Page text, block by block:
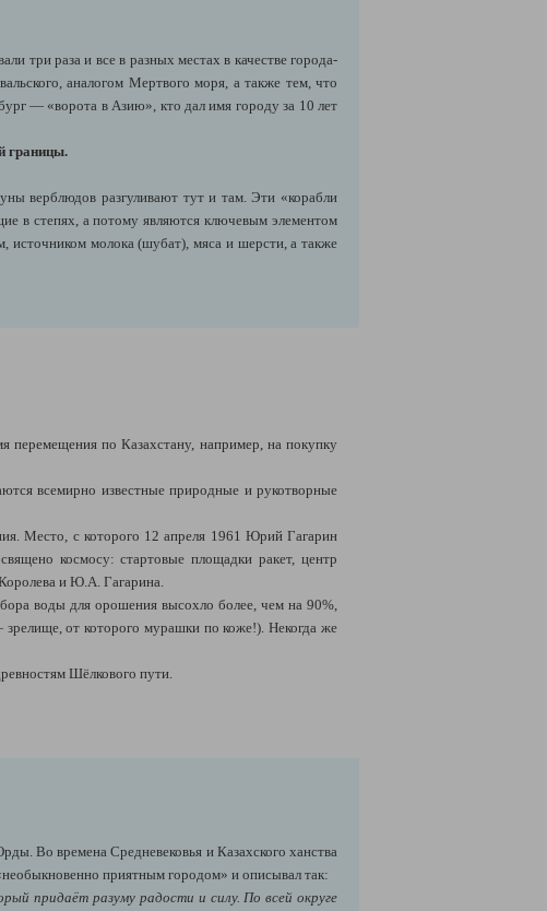
три раза и все в разных местах в качестве города-
аналогом Мертвого моря, а также тем, что
— «ворота в Азию», кто дал имя городу за 10 лет
границы.
верблюдов разгуливают тут и там. Эти «корабли
в степях, а потому являются ключевым элементом
источником молока (шубат), мяса и шерсти, а также
перемещения по Казахстану, например, на покупку
всемирно известные природные и рукотворные
Место, с которого 12 апреля 1961 Юрий Гагарин
космосу: стартовые площадки ракет, центр
и Ю.А. Гагарина.
воды для орошения высохло более, чем на 90%,
от которого мурашки по коже!). Некогда же
Шёлкового пути.
Во времена Средневековья и Казахского ханства
приятным городом» и описывал так:
придаёт разуму радости и силу. По всей округе